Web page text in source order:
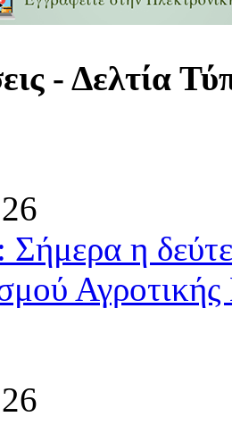
- Δελτία
η
Αγροτικής